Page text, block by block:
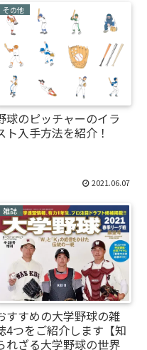
その他
球のピッチャーのイラ
ト入手方法を紹介！
2021.06.07
雑誌
すすめの大学野球の雑
4つをご紹介します【知
れざる大学野球の世界